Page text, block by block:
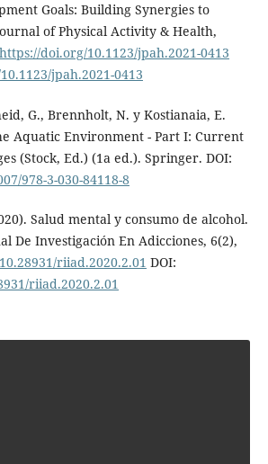
Goals: Building Synergies to
of Physical Activity & Health,
https://doi.org/10.1123/jpah.2021-0413
jpah.2021-0413
G., Brennholt, N. y Kostianaia, E.
Aquatic Environment - Part I: Current
(Stock, Ed.) (1a ed.). Springer. DOI:
978-3-030-84118-8
Salud mental y consumo de alcohol.
De Investigación En Adicciones, 6(2),
riiad.2020.2.01 DOI:
riiad.2020.2.01